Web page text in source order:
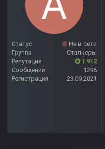
Статус
Не в сети
Группа
Сталкеры
Репутация
1 912
Сообщений
1296
Регистрация
23.09.2021